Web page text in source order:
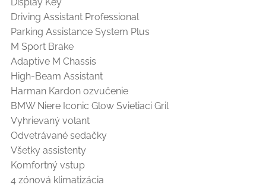
Driving Assistant Professional
Parking Assistance System Plus
M Sport Brake
Adaptive M Chassis
High-Beam Assistant
Harman Kardon ozvučenie
BMW Niere Iconic Glow Svietiaci Gril
Vyhrievaný volant
Odvetrávané sedačky
Všetky assistenty
Komfortný vstup
4 zónová klimatizácia